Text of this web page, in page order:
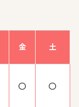
金 土